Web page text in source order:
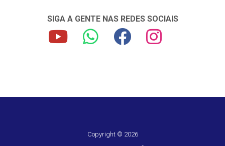
SIGA A GENTE NAS REDES SOCIAIS
Copyright © 2026